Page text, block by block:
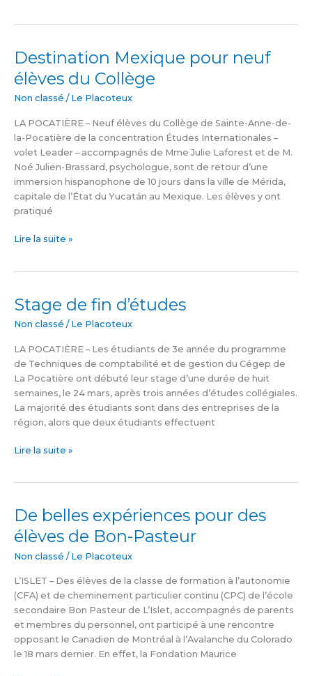
Destination Mexique pour neuf
élèves du Collège
Non classé / Le Placoteux
LA POCATIÈRE – Neuf élèves du Collège de Sainte-Anne-de-
la-Pocatière de la concentration Études Internationales –
volet Leader – accompagnés de Mme Julie Laforest et de M.
Noé Julien-Brassard, psychologue, sont de retour d’une
immersion hispanophone de 10 jours dans la ville de Mérida,
capitale de l’État du Yucatán au Mexique. Les élèves y ont
pratiqué
Destination
pour
neuf
du
Collège
Lire la suite »
Stage de fin d’études
Non classé / Le Placoteux
LA POCATIÈRE – Les étudiants de 3e année du programme
de Techniques de comptabilité et de gestion du Cégep de
La Pocatière ont débuté leur stage d’une durée de huit
semaines, le 24 mars, après trois années d’études collégiales.
La majorité des étudiants sont dans des entreprises de la
région, alors que deux étudiants effectuent
Stage
fin
d’études
Lire la suite »
De belles expériences pour des
élèves de Bon-Pasteur
Non classé / Le Placoteux
L’ISLET – Des élèves de la classe de formation à l’autonomie
(CFA) et de cheminement particulier continu (CPC) de l’école
secondaire Bon Pasteur de L’Islet, accompagnés de parents
et membres du personnel, ont participé à une rencontre
opposant le Canadien de Montréal à l’Avalanche du Colorado
le 18 mars dernier. En effet, la Fondation Maurice
De
expériences
pour
élèves
de
Bon-
Pasteur